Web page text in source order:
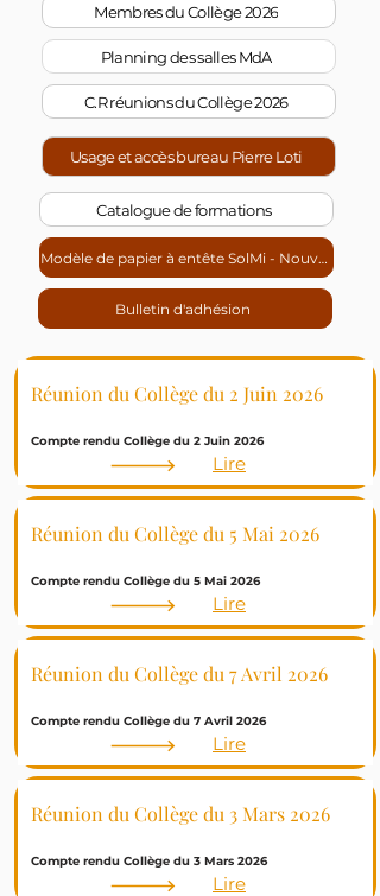
Membres du Collège 2026
Planning des salles MdA
C.R réunions du Collège 2026
Usage et accès bureau Pierre Loti
Catalogue de formations
Modèle de papier à entête SolMi - Nouvelle adresse
Bulletin d'adhésion
Réunion du Collège du 2 Juin 2026
Compte rendu Collège du 2 Juin 2026
Lire
Réunion du Collège du 5 Mai 2026
Compte rendu Collège du 5 Mai 2026
Lire
Réunion du Collège du 7 Avril 2026
Compte rendu Collège du 7 Avril 2026
Lire
Réunion du Collège du 3 Mars 2026
Compte rendu Collège du 3 Mars 2026
Lire